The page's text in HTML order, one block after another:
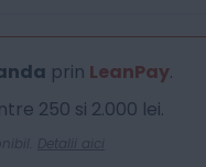
prin LeanPay.
250 si 2.000 lei.
Detalii aici